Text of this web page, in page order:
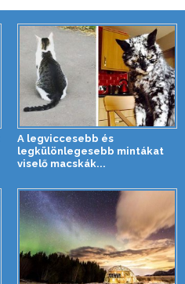
A legviccesebb és
legkülönlegesebb mintákat
viselő macskák...